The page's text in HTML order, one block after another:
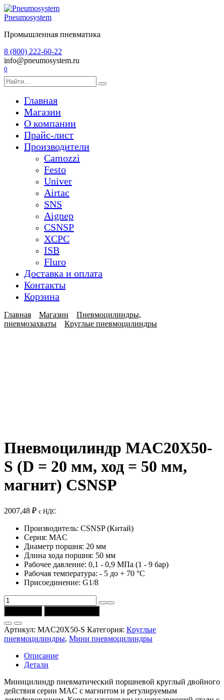
Перейти
к
Pneumosystem
Промышленная пневматика
8 (800) 222-60-22
info@pneumosystem.ru
0
Search
for:
Главная
Магазин
О компании
Прайс-лист
Производители
Camozzi
Festo
Univer
Airtac
SNS
Aignep
CSNSP
XCPC
ISB
Fluro
Доставка и оплата
Контакты
Корзина
Главная Магазин
Пневмоцилиндры,
пневмозахваты
Круглые пневмоцилиндры
Пневмоцилиндр MAC20X50-
S (D = 20 мм, ход = 50 мм,
магнит) CSNSP
2007,48 ₽ с НДС
Производитель: CSNSP (Китай)
Серия: MAC
Диаметр поршня: 20 мм
Длина хода поршня: 50 мм
Рабочее давление: 0,1 - 0,9 МПа (1 - 9 бар)
Рабочая температура: - 5 до + 70 °C
Присоединение: G1/8
Количество
товара
Пневмоцилиндр
MAC20X50-
S
(D
ход
=
Артикул: MAC20X50-S Категория: Круглые
пневмоцилиндры, Мини пневмоцилиндры
Описание
Детали
Миницилиндр пневматический поршневой круглый двойного
действия серии MAC с магнитом и регулируемым